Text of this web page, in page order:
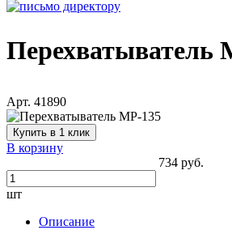
Перехватыватель
Арт. 41890
Купить в 1 клик
В корзину
734 руб.
шт
Описание